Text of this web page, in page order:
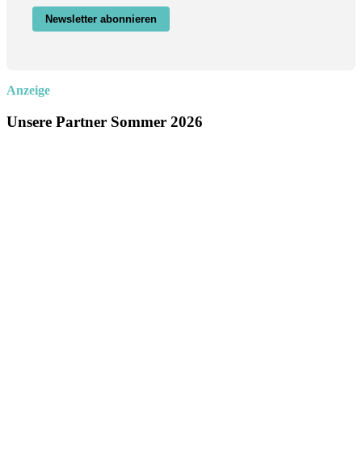
Newsletter abonnieren
Anzeige
Unsere Partner Sommer 2026